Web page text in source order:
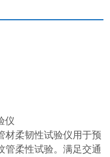
仪
材柔韧性试验仪用于预
管柔性试验。满足交通